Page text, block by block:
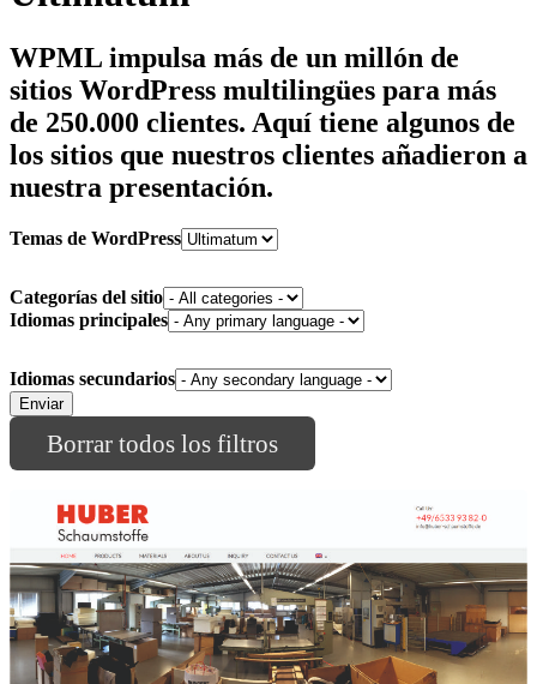
WPML impulsa más de un millón de
sitios WordPress multilingües para más
de 250.000 clientes. Aquí tiene algunos de
los sitios que nuestros clientes añadieron a
nuestra presentación.
Temas de WordPress
Categorías del sitio
Idiomas principales
Idiomas secundarios
Borrar todos los filtros